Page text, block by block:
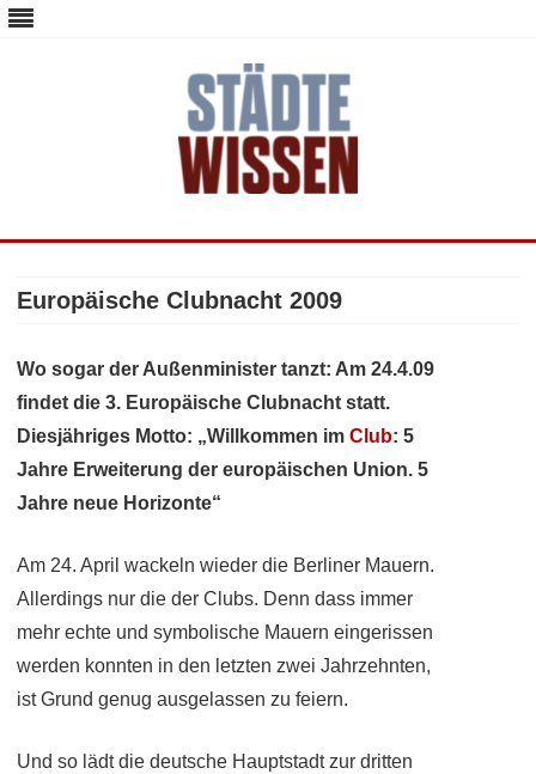
Deutschlands Metropolen
Skip
Europäische Clubnacht 2009
Wo sogar der Außenminister tanzt: Am 24.4.09
findet die 3. Europäische Clubnacht statt.
Diesjähriges Motto: „Willkommen im Club: 5
Jahre Erweiterung der europäischen Union. 5
Jahre neue Horizonte“
Am 24. April wackeln wieder die Berliner Mauern.
Allerdings nur die der Clubs. Denn dass immer
mehr echte und symbolische Mauern eingerissen
werden konnten in den letzten zwei Jahrzehnten,
ist Grund genug ausgelassen zu feiern.
Und so lädt die deutsche Hauptstadt zur dritten